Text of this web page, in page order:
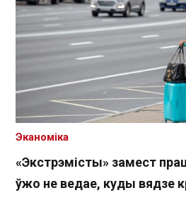
«Экстрэмісты» замест
ўжо не ведае, куды вядзе
Эканоміка